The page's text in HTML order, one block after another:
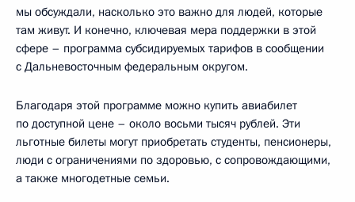
мы обсуждали, насколько это важно для людей, которые
там живут. И конечно, ключевая мера поддержки в этой
сфере – программа субсидируемых тарифов в сообщении
с Дальневосточным федеральным округом.
Благодаря этой программе можно купить авиабилет
по доступной цене – около восьми тысяч рублей. Эти
льготные билеты могут приобретать студенты, пенсионеры,
люди с ограничениями по здоровью, с сопровождающими,
а также многодетные семьи.